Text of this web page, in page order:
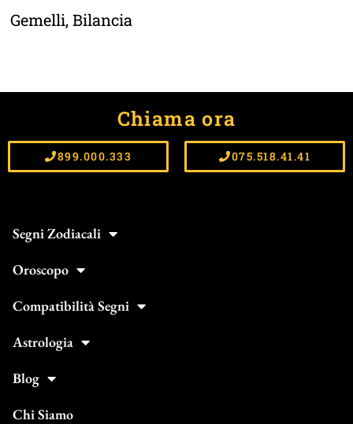
Gemelli,Bilancia
Chiama ora
899.000.333 075.518.41.41
Segni Zodiacali
Oroscopo
Compatibilità Segni
Astrologia
Blog
Chi Siamo